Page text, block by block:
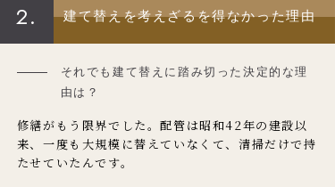
2. 建て替えを考えざるを得なかった理由
それでも建て替えに踏み切った決定的な理
由は？
修繕がもう限界でした。配管は昭和42年の建設以
来、一度も大規模に替えていなくて、清掃だけで持
たせていたんです。